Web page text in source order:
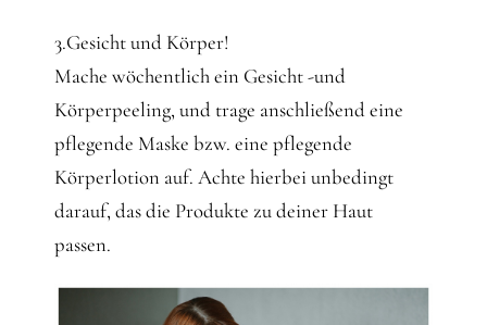
3.Gesicht und Körper!
Mache wöchentlich ein Gesicht -und
Körperpeeling, und trage anschließend eine
pflegende Maske bzw. eine pflegende
Körperlotion auf. Achte hierbei unbedingt
darauf, das die Produkte zu deiner Haut
passen.